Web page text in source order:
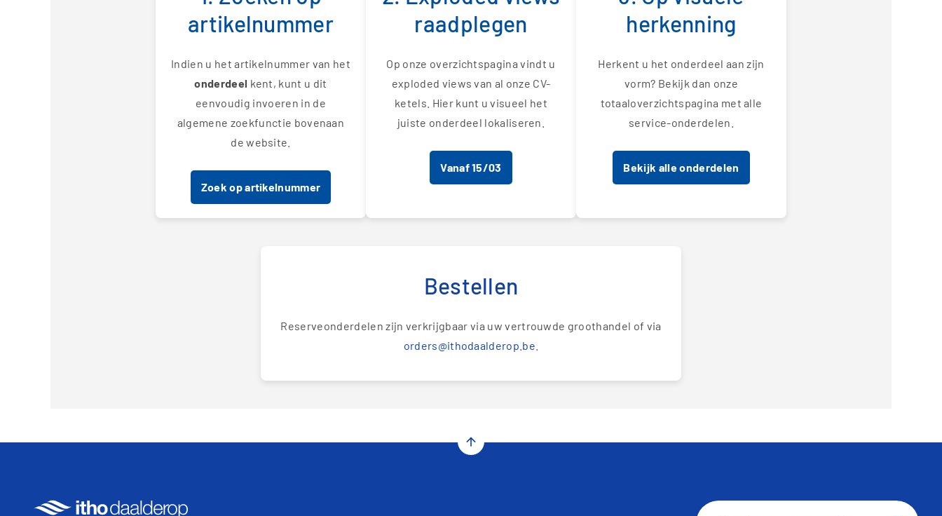
artikelnummer
Indien u het artikelnummer van het
onderdeel kent, kunt u dit
eenvoudig invoeren in de
algemene zoekfunctie bovenaan
de website.
Zoek op artikelnummer
raadplegen
Op onze overzichtspagina vindt u
exploded views van al onze CV-
ketels. Hier kunt u visueel het
juiste onderdeel lokaliseren.
Vanaf 15/03
herkenning
Herkent u het onderdeel aan zijn
vorm? Bekijk dan onze
totaaloverzichtspagina met alle
service-onderdelen.
Bekijk alle onderdelen
Bestellen
Reserveonderdelen zijn verkrijgbaar via uw vertrouwde groothandel of via
orders@ithodaalderop.be
arrow_upward